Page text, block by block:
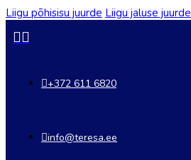
Liigu põhisisu juurde Liigu jaluse juurde
+372 611 6820
info@teresa.ee